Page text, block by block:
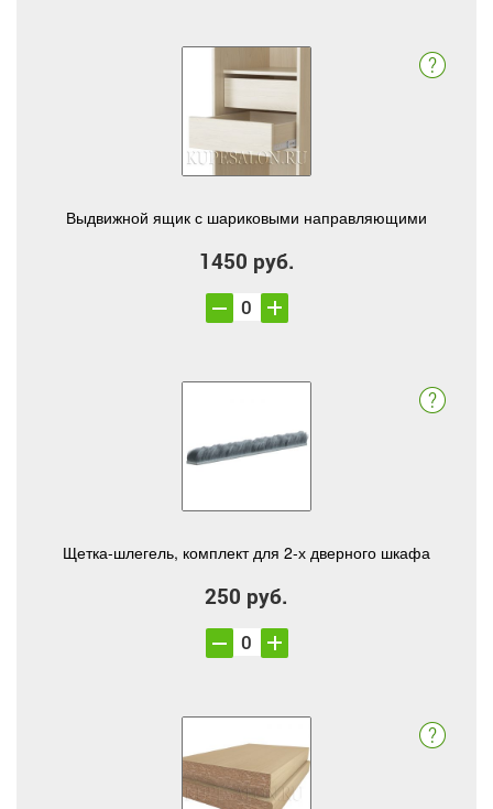
Выдвижной ящик с шариковыми направляющими
1450 руб.
Щетка-шлегель, комплект для 2-х дверного шкафа
250 руб.